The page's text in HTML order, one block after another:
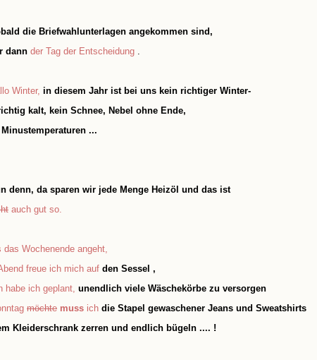
die Briefwahlunterlagen angekommen sind,
dann der Tag der Entscheidung .
Winter, in diesem Jahr ist bei uns kein richtiger Winter-
kalt, kein Schnee, Nebel ohne Ende,
...
denn, da sparen wir jede Menge Heizöl und das ist
auch gut so.
das Wochenende angeht,
freue ich mich auf den Sessel ,
habe ich geplant, unendlich viele Wäschekörbe zu versorgen
möchte muss ich die Stapel gewaschener Jeans und Sweatshirts
Kleiderschrank zerren und endlich bügeln .... !